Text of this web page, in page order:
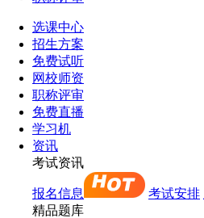
选课中心
招生方案
免费试听
网校师资
职称评审
免费直播
学习机
资讯
考试资讯
报名信息 考试安排
精品题库